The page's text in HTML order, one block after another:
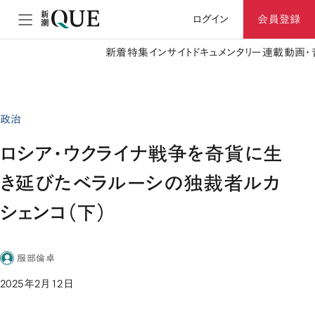
ログイン 会員登録
新着特集 インサイト ドキュメンタリー 連載動画
政治
ロシア・ウクライナ戦争を奇貨に生
き延びたベラルーシの独裁者ルカ
シェンコ（下）
服部倫卓
2025年2月12日